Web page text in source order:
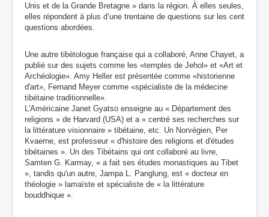
Unis et de la Grande Bretagne » dans la région. À elles seules,
elles répondent à plus d’une trentaine de questions sur les cent
questions abordées.
Une autre tibétologue française qui a collaboré, Anne Chayet, a
publié sur des sujets comme les «temples de Jehol» et «Art et
Archéologie». Amy Heller est présentée comme «historienne
d'art», Fernand Meyer comme «spécialiste de la médecine
tibétaine traditionnelle».
L'Américaine Janet Gyatso enseigne au « Département des
religions » de Harvard (USA) et a « centré ses recherches sur
la littérature visionnaire » tibétaine, etc. Un Norvégien, Per
Kvaerne, est professeur « d'histoire des religions et d'études
tibétaines ». Un des Tibétains qui ont collaboré au livre,
Samten G. Karmay, « a fait ses études monastiques au Tibet
», tandis qu'un autre, Jampa L. Panglung, est « docteur en
théologie » lamaïste et spécialiste de « la littérature
bouddhique ».